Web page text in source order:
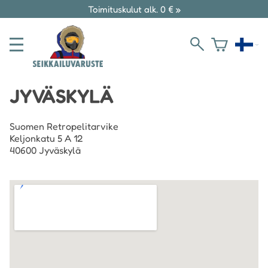
Toimituskulut alk. 0 € »
JYVÄSKYLÄ
Suomen Retropelitarvike
Keljonkatu 5 A 12
40600 Jyväskylä